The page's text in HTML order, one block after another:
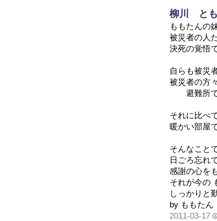
柳川 と
ももたんの
被災者の人
決死の覚悟
自らも被災
被災者の方
避難所で
それに比べ
暖かい部屋
そんなこと
日ごろ忘れ
感謝の心を
それが今の
しっかりと
by ももたん
2011-03-17